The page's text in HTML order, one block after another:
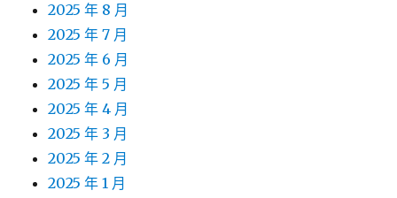
2025 年 8 月
2025 年 7 月
2025 年 6 月
2025 年 5 月
2025 年 4 月
2025 年 3 月
2025 年 2 月
2025 年 1 月